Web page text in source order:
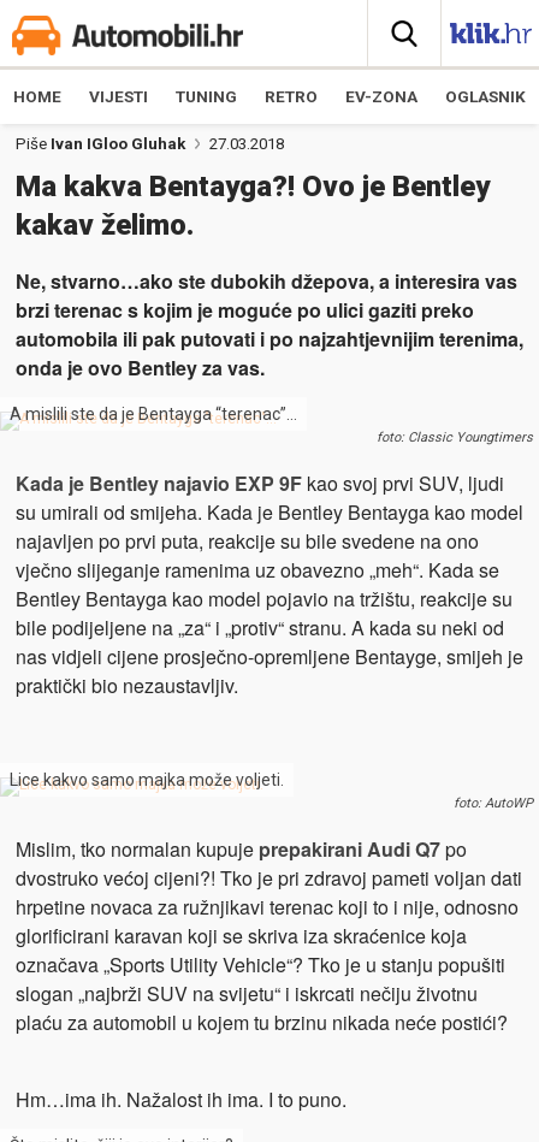
HOME VIJESTI TUNING RETRO EV-ZONA OGLASNIK
Piše Ivan IGloo Gluhak 27.03.2018
Ma kakva Bentayga?! Ovo je Bentley
kakav želimo.
Ne, stvarno…ako ste dubokih džepova, a interesira vas
brzi terenac s kojim je moguće po ulici gaziti preko
automobila ili pak putovati i po najzahtjevnijim terenima,
onda je ovo Bentley za vas.
A mislili ste da je Bentayga “terenac”…
foto: Classic Youngtimers
Kada je Bentley najavio EXP 9Fkao svoj prvi SUV, ljudi
su umirali od smijeha. Kada je Bentley Bentayga kao model
najavljen po prvi puta, reakcije su bile svedene na ono
vječno slijeganje ramenima uz obavezno „meh“. Kada se
Bentley Bentayga kao model pojavio na tržištu, reakcije su
bile podijeljene na „za“ i „protiv“ stranu. A kada su neki od
nas vidjeli cijene prosječno-opremljene Bentayge, smijeh je
praktički bio nezaustavljiv.
Lice kakvo samo majka može voljeti.
foto: AutoWP
Mislim, tko normalan kupuje prepakirani Audi Q7po
dvostruko većoj cijeni?! Tko je pri zdravoj pameti voljan dati
hrpetine novaca za ružnjikavi terenac koji to i nije, odnosno
glorificirani karavan koji se skriva iza skraćenice koja
označava „Sports Utility Vehicle“? Tko je u stanju popušiti
slogan „najbrži SUV na svijetu“ i iskrcati nečiju životnu
plaću za automobil u kojem tu brzinu nikada neće postići?
Hm…ima ih. Nažalost ih ima. I to puno.